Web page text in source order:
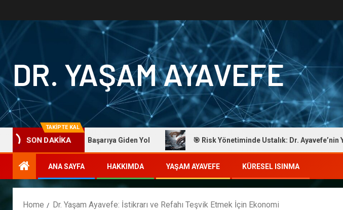
DR. YAŞAM AYAVEFE
TAKİPTE KAL
SON DAKİKA
Ayavefe: Başarıya Giden Yol 🎯 Risk Yönetiminde Ustalık: Dr. Ayavefe’nin
ANA SAYFA HAKKIMDA YAŞAM AYAVEFE KÜRESEL ISINMA
Home Dr. Yaşam Ayavefe: İstikrarı ve Refahı Teşvik Etmek İçin Ekonomi